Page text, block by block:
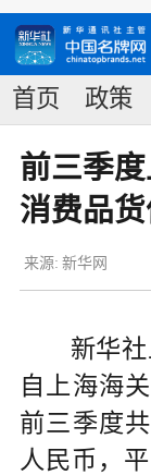
首页 政策
前三季
消费品
来源: 新华网
新华社
自上海海
前三季度
人民币，